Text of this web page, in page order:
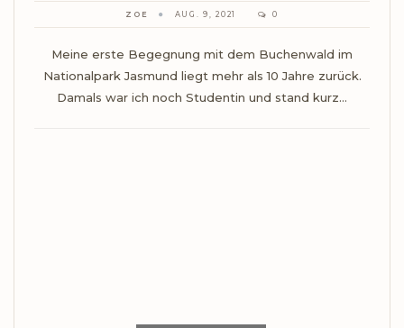
ZOE AUG. 9, 2021 0
Meine erste Begegnung mit dem Buchenwald im
Nationalpark Jasmund liegt mehr als 10 Jahre zurück.
Damals war ich noch Studentin und stand kurz…